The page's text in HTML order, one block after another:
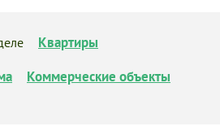
Квартиры
Коммерческие объекты